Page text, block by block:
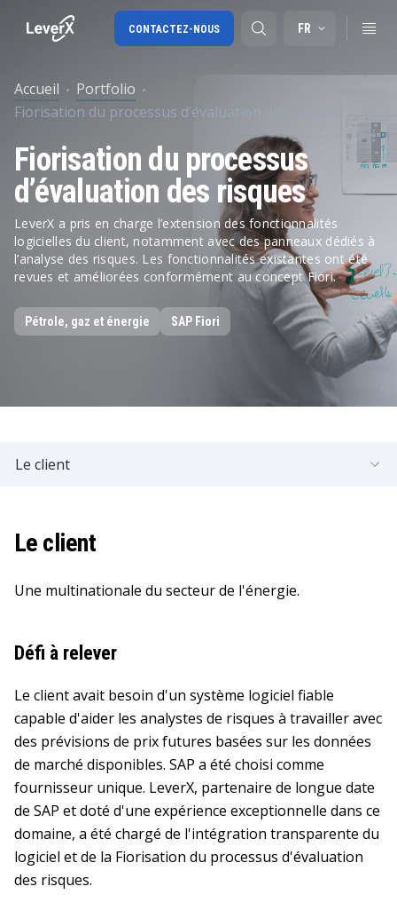
SAP S/4HANA migration
SAP Ariba
Digital Supply Chain
FR
CONTACTEZ-NOUS
Accueil
Portfolio
Fiorisation du processus d’évaluation des risques
Fiorisation du processus
d’évaluation des risques
LeverX a pris en charge l’extension des fonctionnalités
logicielles du client, notamment avec des panneaux dédiés à
l’analyse des risques. Les fonctionnalités existantes ont été
revues et améliorées conformément au concept Fiori.
Pétrole, gaz et énergie SAP Fiori
Le client
Le client
Une multinationale du secteur de l'énergie.
Défi à relever
Le client avait besoin d'un système logiciel fiable
capable d'aider les analystes de risques à travailler avec
des prévisions de prix futures basées sur les données
de marché disponibles. SAP a été choisi comme
fournisseur unique. LeverX, partenaire de longue date
de SAP et doté d'une expérience exceptionnelle dans ce
domaine, a été chargé de l'intégration transparente du
logiciel et de la Fiorisation du processus d'évaluation
des risques.